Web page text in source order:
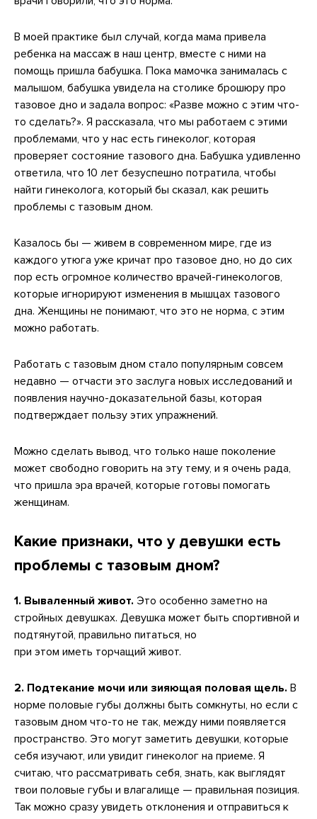
В моей практике был случай, когда мама привела
ребенка на массаж в наш центр, вместе с ними на
помощь пришла бабушка. Пока мамочка занималась с
малышом, бабушка увидела на столике брошюру про
тазовое дно и задала вопрос: «Разве можно с этим что-
то сделать?». Я рассказала, что мы работаем с этими
проблемами, что у нас есть гинеколог, которая
проверяет состояние тазового дна. Бабушка удивленно
ответила, что 10 лет безуспешно потратила, чтобы
найти гинеколога, который бы сказал, как решить
проблемы с тазовым дном.
Казалось бы — живем в современном мире, где из
каждого утюга уже кричат про тазовое дно, но до сих
пор есть огромное количество врачей-гинекологов,
которые игнорируют изменения в мышцах тазового
дна. Женщины не понимают, что это не норма, с этим
можно работать.
Работать с тазовым дном стало популярным совсем
недавно — отчасти это заслуга новых исследований и
появления научно-доказательной базы, которая
подтверждает пользу этих упражнений.
Можно сделать вывод, что только наше поколение
может свободно говорить на эту тему, и я очень рада,
что пришла эра врачей, которые готовы помогать
женщинам.
Какие признаки, что у девушки есть
проблемы с тазовым дном?
1. Вываленный живот. Это особенно заметно на
стройных девушках. Девушка может быть спортивной и
подтянутой, правильно питаться, но
при этом иметь торчащий живот.
2. Подтекание мочи или зияющая половая щель. В
норме половые губы должны быть сомкнуты, но если с
тазовым дном что-то не так, между ними появляется
пространство. Это могут заметить девушки, которые
себя изучают, или увидит гинеколог на приеме. Я
считаю, что рассматривать себя, знать, как выглядят
твои половые губы и влагалище — правильная позиция.
Так можно сразу увидеть отклонения и отправиться к